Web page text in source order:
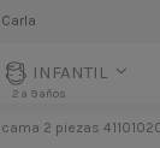
INFANTIL
2 a 9 años
cama 2 piezas